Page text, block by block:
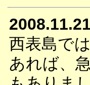
2008.11.21
西表島で
あれば、